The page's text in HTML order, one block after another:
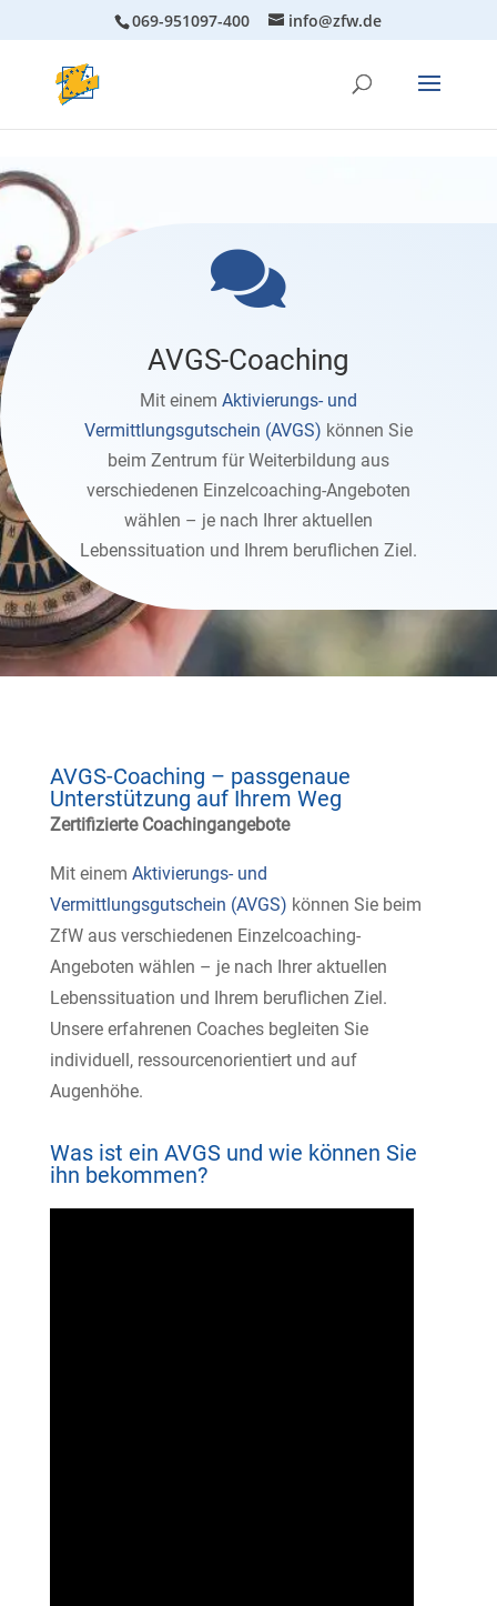
069-951097-400 info@zfw.de

AVGS-Coaching
Mit einem Aktivierungs- und
Vermittlungsgutschein (AVGS) können Sie
beim Zentrum für Weiterbildung aus
verschiedenen Einzelcoaching-Angeboten
wählen – je nach Ihrer aktuellen
Lebenssituation und Ihrem beruflichen Ziel.
AVGS-Coaching – passgenaue
Unterstützung auf Ihrem Weg
Zertifizierte Coachingangebote
Mit einem Aktivierungs- und
Vermittlungsgutschein (AVGS) können Sie beim
ZfW aus verschiedenen Einzelcoaching-
Angeboten wählen – je nach Ihrer aktuellen
Lebenssituation und Ihrem beruflichen Ziel.
Unsere erfahrenen Coaches begleiten Sie
individuell, ressourcenorientiert und auf
Augenhöhe.
Was ist ein AVGS und wie können Sie
ihn bekommen?